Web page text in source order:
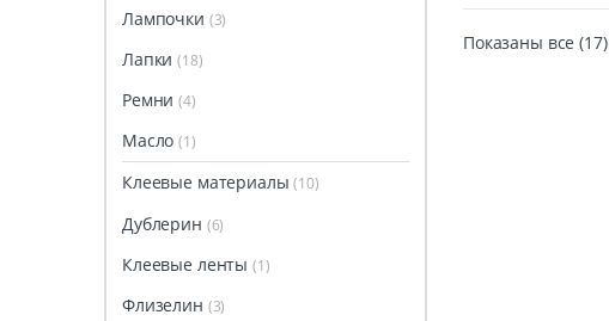
Показаны все (17)
Лампочки (3)
Лапки(18)
Ремни(4)
Масло(1)
Клеевые материалы(10)
Дублерин (6)
Клеевые ленты(1)
Флизелин (3)